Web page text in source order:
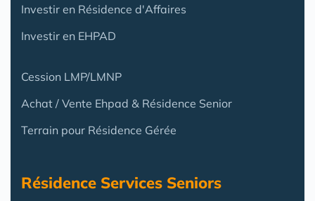
Investir en Résidence d'Affaires
Investir en EHPAD
Cession LMP/LMNP
Achat / Vente Ehpad & Résidence Senior
Terrain pour Résidence Gérée
Résidence Services Seniors